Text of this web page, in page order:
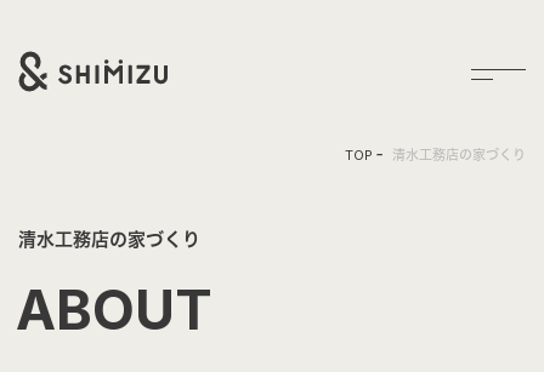
TOP 清水工務店の家づくり
清水工務店の家づくり
ABOUT